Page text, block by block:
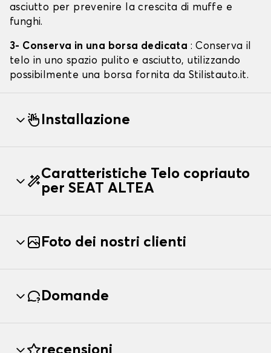
asciutto per prevenire la crescita di muffe e
funghi.
3- Conserva in una borsa dedicata : Conserva il
telo in uno spazio pulito e asciutto, utilizzando
possibilmente una borsa fornita da Stilistauto.it.
Installazione
Caratteristiche Telo copriauto
per SEAT ALTEA
Foto dei nostri clienti
Domande